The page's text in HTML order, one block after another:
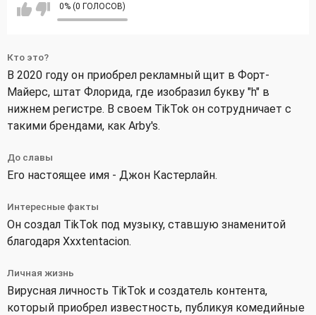
0% (0 ГОЛОСОВ)
Кто это?
В 2020 году он приобрел рекламный щит в Форт-
Майерс, штат Флорида, где изобразил букву "h" в
нижнем регистре. В своем TikTok он сотрудничает с
такими брендами, как Arby's.
До славы
Его настоящее имя - Джон Кастерлайн.
Интересные факты
Он создал TikTok под музыку, ставшую знаменитой
благодаря Xxxtentacion.
Личная жизнь
Вирусная личность TikTok и создатель контента,
который приобрел известность, публикуя комедийные